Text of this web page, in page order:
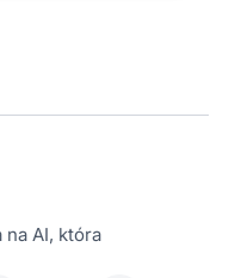
AI, która